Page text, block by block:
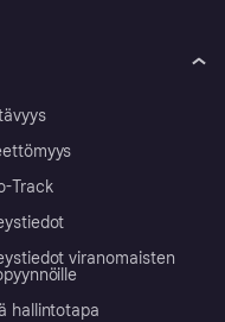
Track
viranomaisten
hallintotapa